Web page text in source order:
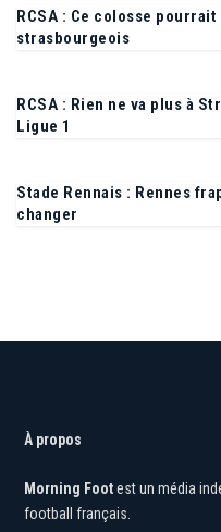
RCSA : Ce colosse
strasbourgeois
RCSA : Rien ne va plus à
Ligue 1
Stade Rennais : Rennes
changer
À propos
Morning Foot
est un média
football français.